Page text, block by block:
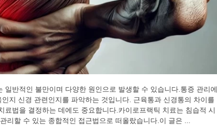
반적인 불만이며 다양한 원인으로 발생할 수 있습니다.통증 관리에
지 신경 관련인지를 파악하는 것입니다. 근육통과 신경통의 차이를
법을 결정하는 데에도 중요합니다.카이로프랙틱 치료는 침습적 시
리할 수 있는 종합적인 접근법으로 떠올랐습니다.이 글은 ...